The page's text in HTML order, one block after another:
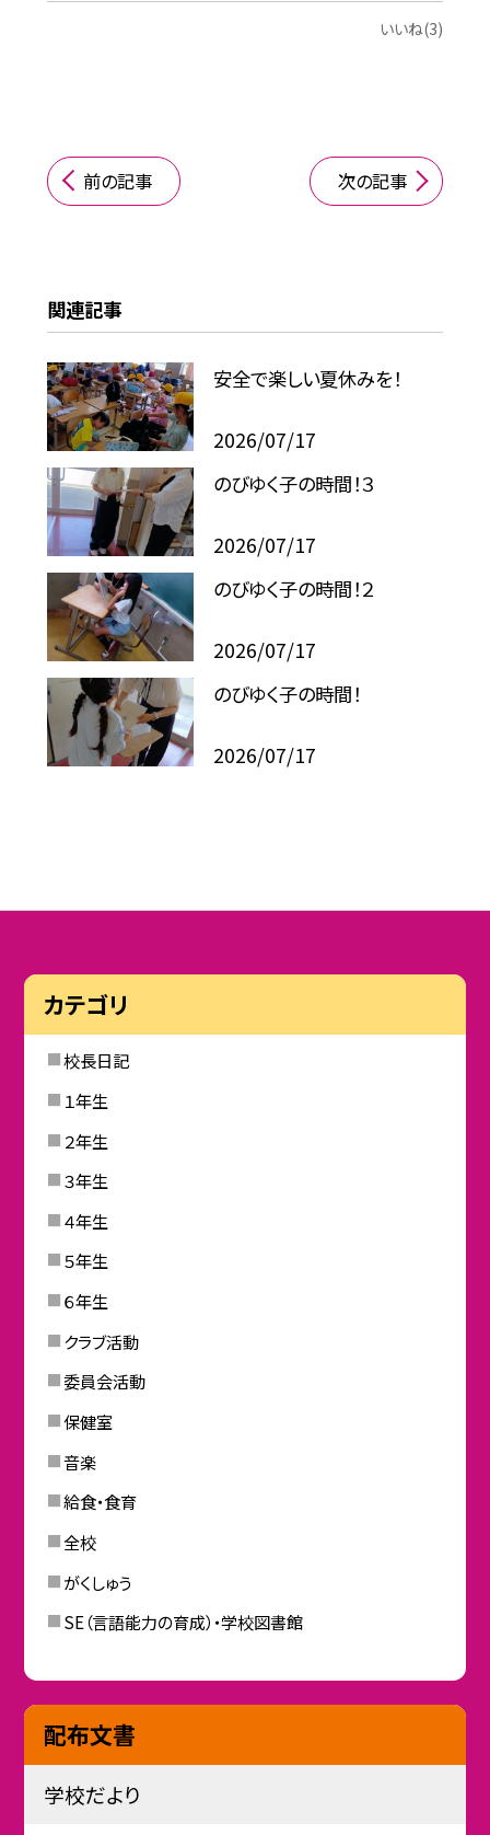
いいね(3)
前の記事 次の記事
関連記事
安全で楽しい夏休みを！
2026/07/17
のびゆく子の時間！３
2026/07/17
のびゆく子の時間！２
2026/07/17
のびゆく子の時間！
2026/07/17
カテゴリ
校長日記
１年生
２年生
３年生
４年生
５年生
６年生
クラブ活動
委員会活動
保健室
音楽
給食・食育
全校
がくしゅう
SE（言語能力の育成）・学校図書館
配布文書
学校だより